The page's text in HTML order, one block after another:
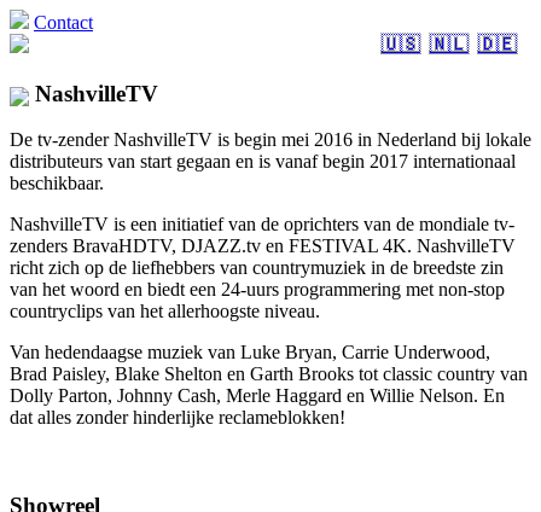
Contact
🇺🇸 🇳🇱 🇩🇪
NashvilleTV
De tv-zender NashvilleTV is begin mei 2016 in Nederland bij lokale
distributeurs van start gegaan en is vanaf begin 2017 internationaal
beschikbaar.
NashvilleTV is een initiatief van de oprichters van de mondiale tv-
zenders BravaHDTV, DJAZZ.tv en FESTIVAL 4K. NashvilleTV
richt zich op de liefhebbers van countrymuziek in de breedste zin
van het woord en biedt een 24-uurs programmering met non-stop
countryclips van het allerhoogste niveau.
Van hedendaagse muziek van Luke Bryan, Carrie Underwood,
Brad Paisley, Blake Shelton en Garth Brooks tot classic country van
Dolly Parton, Johnny Cash, Merle Haggard en Willie Nelson. En
dat alles zonder hinderlijke reclameblokken!
Showreel